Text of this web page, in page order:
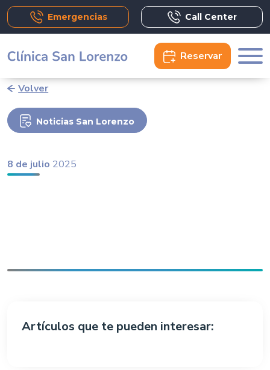
Emergencias Call Center
Reservar
Volver
Noticias San Lorenzo
8 de julio 2025
Artículos que te pueden interesar: